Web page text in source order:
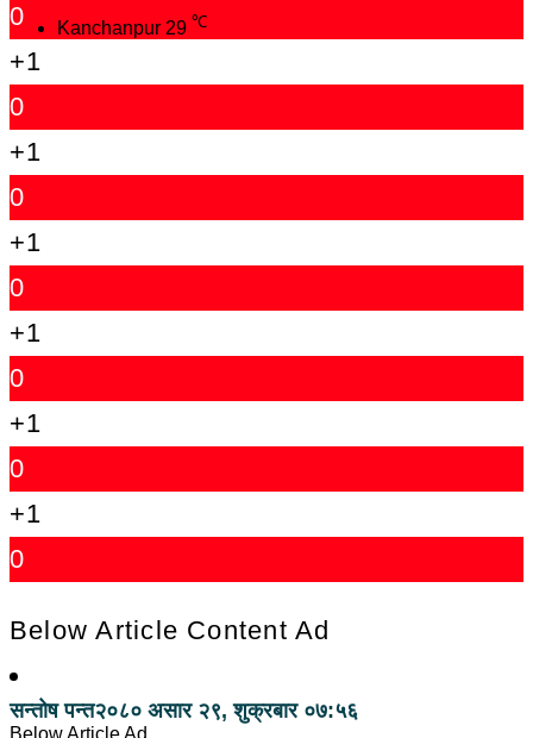
Kanchanpur 29 ℃
0
+1
0
+1
0
+1
0
+1
0
+1
0
+1
0
Below Article Content Ad
सन्तोष पन्त२०८० असार २९, शुक्रबार ०७:५६